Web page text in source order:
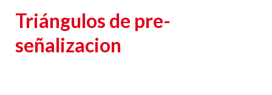
Triángulos de pre-
señalizacion